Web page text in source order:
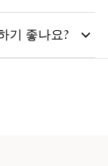
기 좋나요?